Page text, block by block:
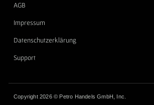
AGB
Impressum
Datenschutzerklärung
Support
Copyright 2026 © Petro Handels GmbH, Inc.